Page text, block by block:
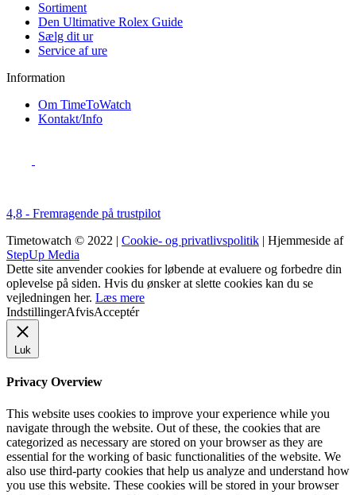
Sortiment
Den Ultimative Rolex Guide
Sælg dit ur
Service af ure
Information
Om TimeToWatch
Kontakt/Info
4,8 - Fremragende på trustpilot
Timetowatch © 2022 | Cookie- og privatlivspolitik | Hjemmeside af
StepUp Media
Dette site anvender cookies for løbende at evaluere og forbedre din
oplevelse på siden. Hvis du ønsker at slette cookies kan du se
vejledningen her. Læs mere
IndstillingerAfvisAcceptér
Luk
Privacy Overview
This website uses cookies to improve your experience while you
navigate through the website. Out of these, the cookies that are
categorized as necessary are stored on your browser as they are
essential for the working of basic functionalities of the website. We
also use third-party cookies that help us analyze and understand how
you use this website. These cookies will be stored in your browser